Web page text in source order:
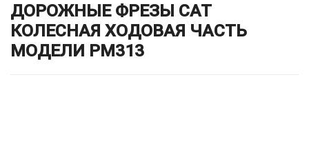
ДОРОЖНЫЕ ФРЕЗЫ CAT
КОЛЕСНАЯ ХОДОВАЯ ЧАСТЬ
МОДЕЛИ PM313